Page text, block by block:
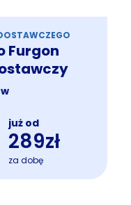
Furgon
już od
289zł
za dobę